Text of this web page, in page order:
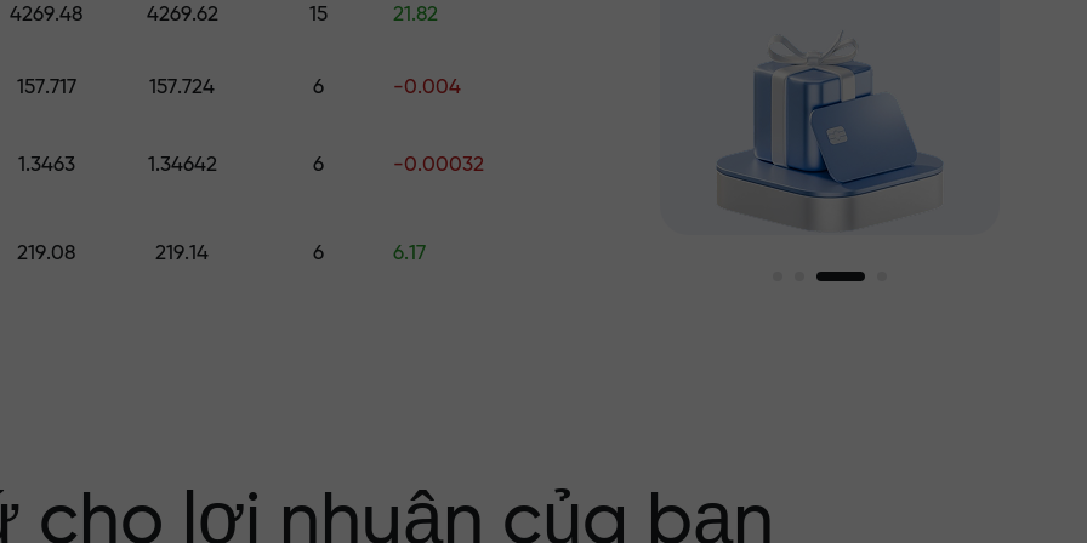
rủi ro — chúng tôi
của bạn
trên thị trường
4269.48 4269.62 15 21.82
157.717 157.724 6 -0.004
1.3463 1.34642 6 -0.00032
219.08 219.14 6 6.17
cho lợi nhuận của bạn